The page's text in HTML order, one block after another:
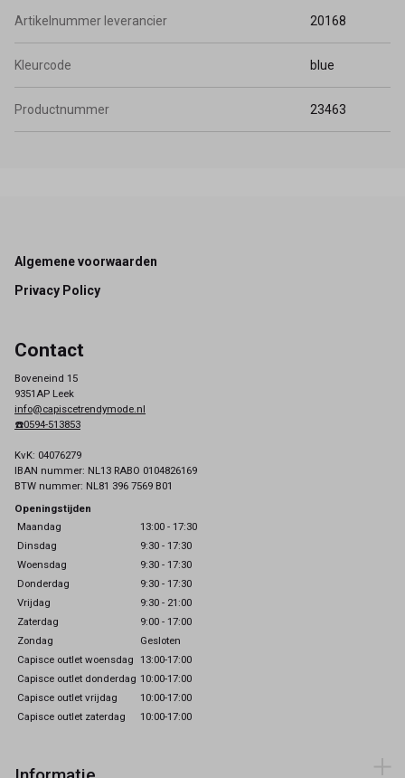
Artikelnummer leverancier 20168
Kleurcode blue
Productnummer 23463
Footer
Algemene voorwaarden
Privacy Policy
Contact
Boveneind 15
9351AP Leek
info@capiscetrendymode.nl
☎️0594-513853
KvK: 04076279
IBAN nummer: NL13 RABO 0104826169
BTW nummer: NL81 396 7569 B01
Openingstijden
Maandag
13:00 - 17:30
Dinsdag
9:30 - 17:30
Woensdag
9:30 - 17:30
Donderdag
9:30 - 17:30
Vrijdag
9:30 - 21:00
Zaterdag
9:00 - 17:00
Zondag
Gesloten
Capisce outlet woensdag 13:00-17:00
Capisce outlet donderdag 10:00-17:00
Capisce outlet vrijdag
10:00-17:00
Capisce outlet zaterdag
10:00-17:00